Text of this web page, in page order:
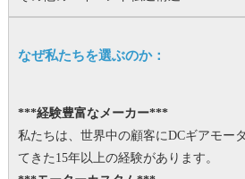
なぜ私たちを選ぶのか：
***経験豊富なメーカー***
私たちは、世界中の顧客にDCギアモー
てきた15年以上の経験があります。